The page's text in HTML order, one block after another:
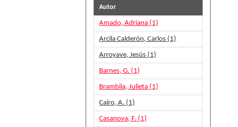
Autor
Amado, Adriana (1)
Arcila Calderón, Carlos (1)
Arroyave, Jesús (1)
Barnes, G. (1)
Brambila, Julieta (1)
Cairo, A. (1)
Casanova, F. (1)